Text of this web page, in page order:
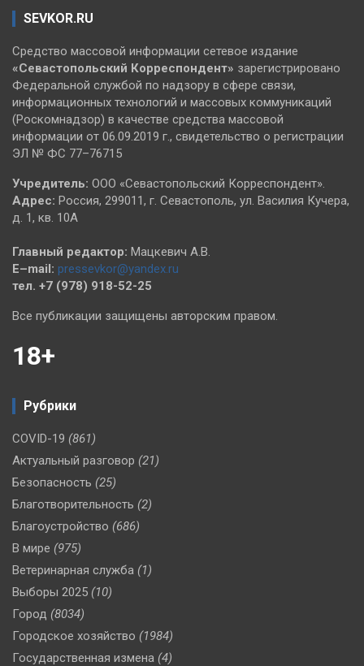
SEVKOR.RU
Средство массовой информации сетевое издание
«Севастопольский Корреспондент» зарегистрировано
Федеральной службой по надзору в сфере связи,
информационных технологий и массовых коммуникаций
(Роскомнадзор) в качестве средства массовой
информации от 06.09.2019 г., свидетельство о регистрации
ЭЛ № ФС 77–76715
Учредитель: ООО «Севастопольский Корреспондент».
Адрес: Россия, 299011, г. Севастополь, ул. Василия Кучера,
д. 1, кв. 10А
Главный редактор: Мацкевич А.В.
E–mail: pressevkor@yandex.ru
тел. +7 (978) 918-52-25
Все публикации защищены авторским правом.
18+
Рубрики
COVID-19 (861)
Актуальный разговор (21)
Безопасность (25)
Благотворительность (2)
Благоустройство (686)
В мире (975)
Ветеринарная служба (1)
Выборы 2025 (10)
Город (8034)
Городское хозяйство (1984)
Государственная измена (4)